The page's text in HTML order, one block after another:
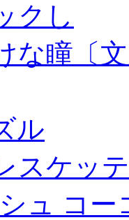
クし
な瞳〔
ル
スケッ
ュ コー